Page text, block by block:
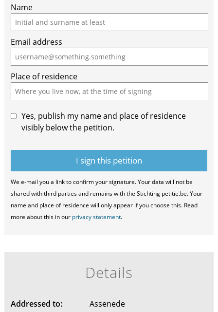
Name
Email address
Place of residence
Yes, publish my name and place of residence
visibly below the petition.
We e-mail you a link to confirm your signature. Your data will not be
shared with third parties and remains with the Stichting petitie.be. Your
name and place of residence will only appear if you choose this. Read
more about this in our privacy statement.
Details
Addressed to:
Assenede